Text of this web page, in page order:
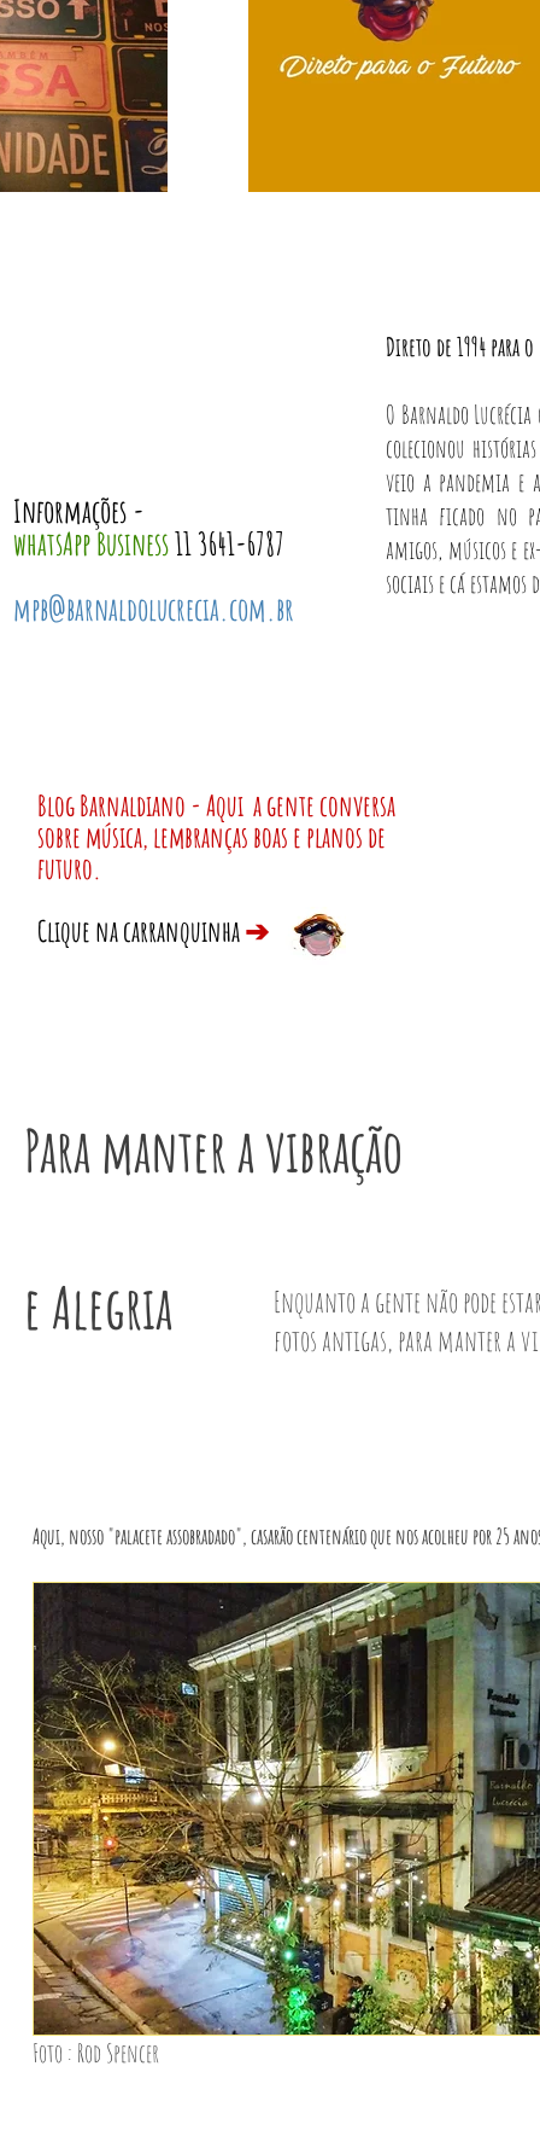
Informações -
whatsApp Business11 3641-6787
mpb@barnaldolucrecia.com.br
Direto de 1994 para
O Barnaldo Lucrécia
colecionou
veio a pandemia e
tinha ficado no
amigos, músicos e
sociais e cá
Blog Barnaldiano - Aqui a gente conversa
sobre música, lembranças boas e planos de
futuro.
Clique na carranquinha➔
Para manter a vibração
e Alegria
Enquanto a gente não pode
fotos antigas, para manter a
Aqui, nosso "palacete assobradado", casarão centenário que nos acolheu por 25
Foto : Rod Spencer